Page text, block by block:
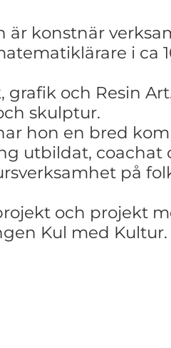
är konstnär
i ca
grafik och Resin
skulptur.
hon en bred
utbildat, coachat
på
och projekt
Kul med Kultur.